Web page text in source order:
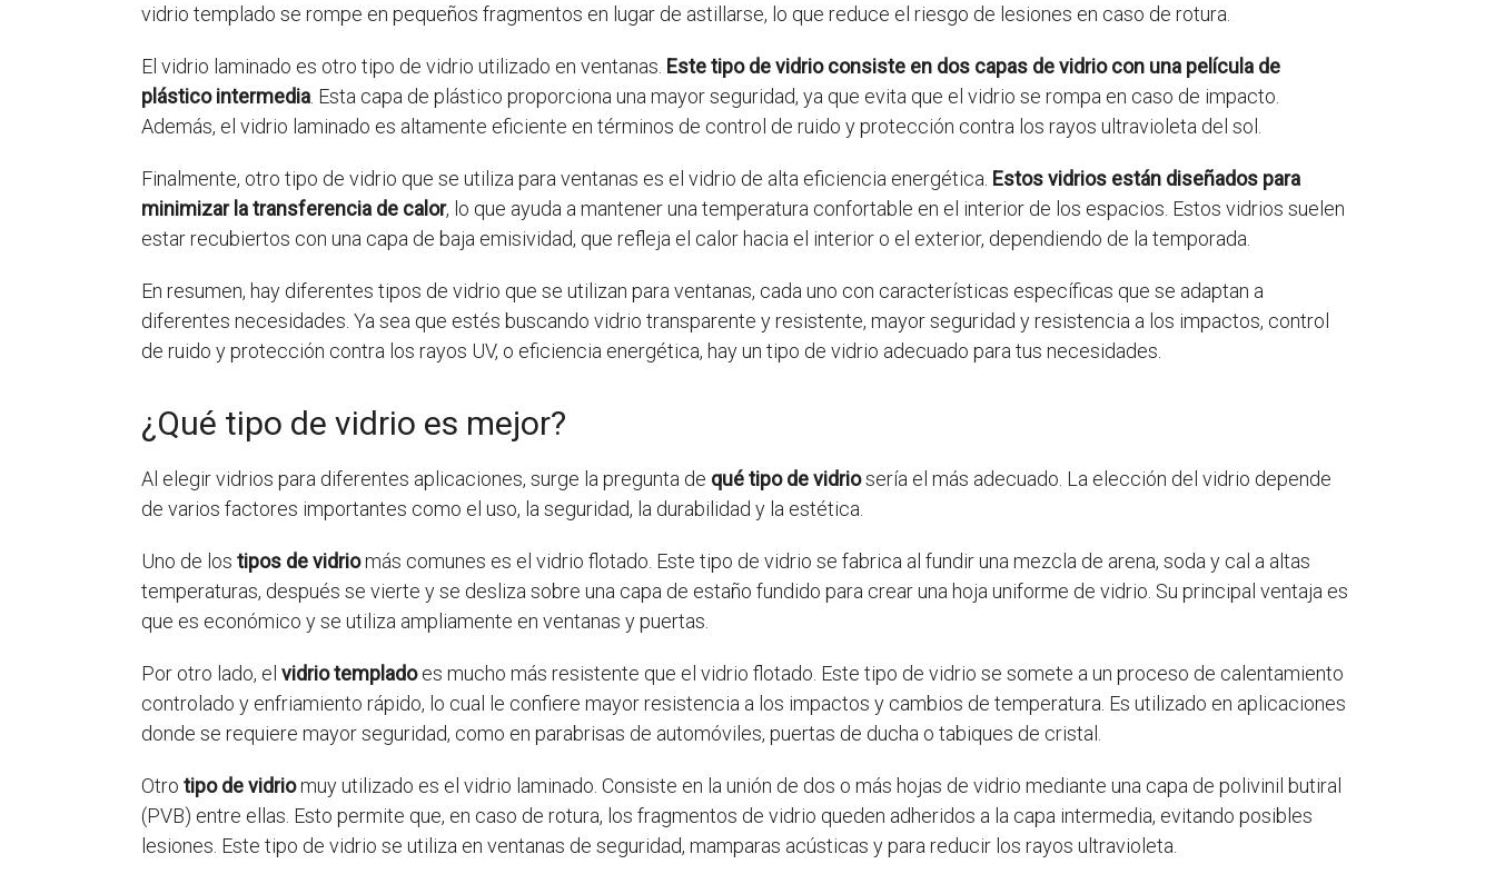
vidrio templado se rompe en pequeños fragmentos en lugar de astillarse, lo que reduce el riesgo de lesiones en caso de rotura.
El vidrio laminado es otro tipo de vidrio utilizado en ventanas. Este tipo de vidrio consiste en dos capas de vidrio con una película de
plástico intermedia . Esta capa de plástico proporciona una mayor seguridad, ya que evita que el vidrio se rompa en caso de impacto.
Además, el vidrio laminado es altamente eficiente en términos de control de ruido y protección contra los rayos ultravioleta del sol.
Finalmente, otro tipo de vidrio que se utiliza para ventanas es el vidrio de alta eficiencia energética. Estos vidrios están diseñados para
minimizar la transferencia de calor, lo que ayuda a mantener una temperatura confortable en el interior de los espacios. Estos vidrios suelen
estar recubiertos con una capa de baja emisividad, que refleja el calor hacia el interior o el exterior, dependiendo de la temporada.
En resumen, hay diferentes tipos de vidrio que se utilizan para ventanas, cada uno con características específicas que se adaptan a
diferentes necesidades. Ya sea que estés buscando vidrio transparente y resistente, mayor seguridad y resistencia a los impactos, control
de ruido y protección contra los rayos UV, o eficiencia energética, hay un tipo de vidrio adecuado para tus necesidades.
¿Qué tipo de vidrio es mejor?
Al elegir vidrios para diferentes aplicaciones, surge la pregunta de qué tipo de vidriosería el más adecuado. La elección del vidrio depende
de varios factores importantes como el uso, la seguridad, la durabilidad y la estética.
Uno de los tipos de vidriomás comunes es el vidrio flotado. Este tipo de vidrio se fabrica al fundir una mezcla de arena, soda y cal a altas
temperaturas, después se vierte y se desliza sobre una capa de estaño fundido para crear una hoja uniforme de vidrio. Su principal ventaja es
que es económico y se utiliza ampliamente en ventanas y puertas.
Por otro lado, el vidrio templadoes mucho más resistente que el vidrio flotado. Este tipo de vidrio se somete a un proceso de calentamiento
controlado y enfriamiento rápido, lo cual le confiere mayor resistencia a los impactos y cambios de temperatura. Es utilizado en aplicaciones
donde se requiere mayor seguridad, como en parabrisas de automóviles, puertas de ducha o tabiques de cristal.
Otro tipo de vidriomuy utilizado es el vidrio laminado. Consiste en la unión de dos o más hojas de vidrio mediante una capa de polivinil butiral
(PVB) entre ellas. Esto permite que, en caso de rotura, los fragmentos de vidrio queden adheridos a la capa intermedia, evitando posibles
lesiones. Este tipo de vidrio se utiliza en ventanas de seguridad, mamparas acústicas y para reducir los rayos ultravioleta.